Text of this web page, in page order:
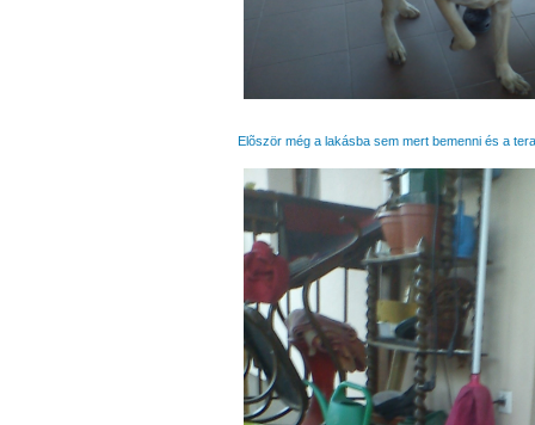
Elõször még a lakásba sem mert bemenni és a